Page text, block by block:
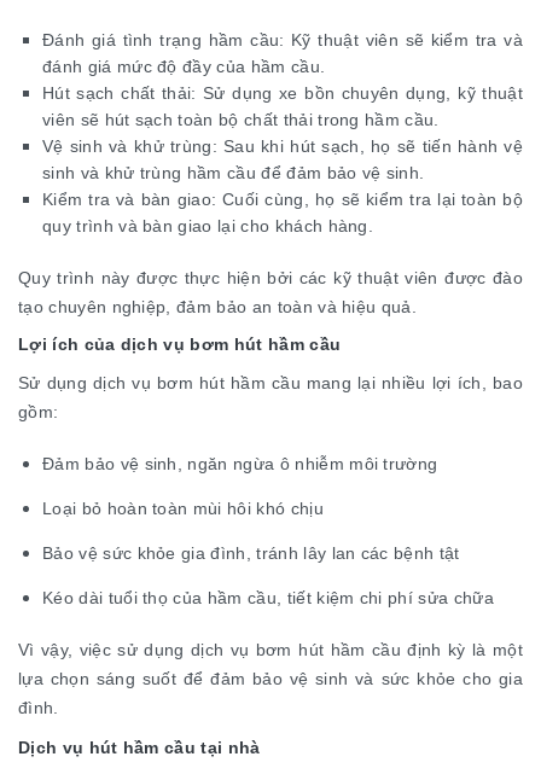
Đánh giá tình trạng hầm cầu: Kỹ thuật viên sẽ kiểm tra và
đánh giá mức độ đầy của hầm cầu.
Hút sạch chất thải: Sử dụng xe bồn chuyên dụng, kỹ thuật
viên sẽ hút sạch toàn bộ chất thải trong hầm cầu.
Vệ sinh và khử trùng: Sau khi hút sạch, họ sẽ tiến hành vệ
sinh và khử trùng hầm cầu để đảm bảo vệ sinh.
Kiểm tra và bàn giao: Cuối cùng, họ sẽ kiểm tra lại toàn bộ
quy trình và bàn giao lại cho khách hàng.
Quy trình này được thực hiện bởi các kỹ thuật viên được đào
tạo chuyên nghiệp, đảm bảo an toàn và hiệu quả.
Lợi ích của dịch vụ bơm hút hầm cầu
Sử dụng dịch vụ bơm hút hầm cầu mang lại nhiều lợi ích, bao
gồm:
Đảm bảo vệ sinh, ngăn ngừa ô nhiễm môi trường
Loại bỏ hoàn toàn mùi hôi khó chịu
Bảo vệ sức khỏe gia đình, tránh lây lan các bệnh tật
Kéo dài tuổi thọ của hầm cầu, tiết kiệm chi phí sửa chữa
Vì vậy, việc sử dụng dịch vụ bơm hút hầm cầu định kỳ là một
lựa chọn sáng suốt để đảm bảo vệ sinh và sức khỏe cho gia
đình.
Dịch vụ hút hầm cầu tại nhà